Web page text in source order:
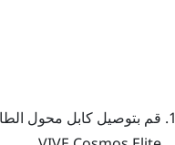
قم بتوصيل كابل محول